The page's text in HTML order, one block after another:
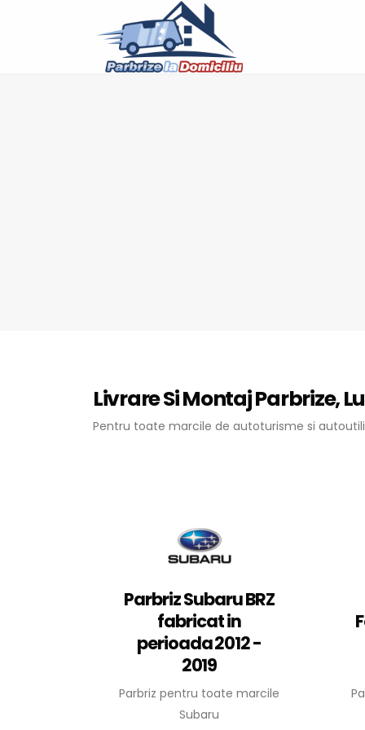
Livrare Si Montaj Parbrize,
Pentru toate marcile de autoturisme si
Parbriz Subaru BRZ
fabricat in
perioada 2012 -
2019
Parbriz pentru toate marcile
Subaru